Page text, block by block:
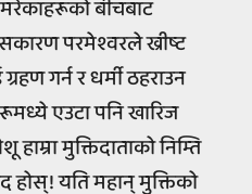
बीचबाट
परमेश्वरले ख्रीष्ट
गर्न र धर्मी ठहराउन
एउटा पनि खारिज
हाम्रा मुक्तिदाताको निम्ति
होस्! यति महान् मुक्तिको